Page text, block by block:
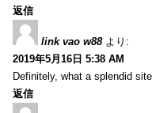
返信
link vao w88 より:
2019年5月16日 5:38 AM
Definitely, what a splendid
返信